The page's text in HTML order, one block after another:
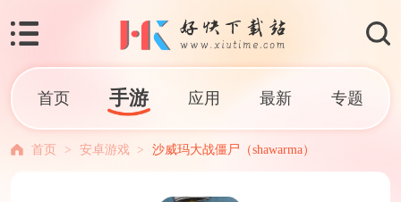
首页 手游 应用 最新 专题
首页 > 安卓游戏 > 沙威玛大战僵尸（shawarma）